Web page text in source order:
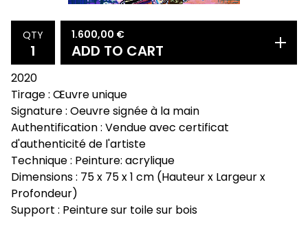
QTY 1.600,00 €
ADD TO CART
2020
Tirage : Œuvre unique
Signature : Oeuvre signée à la main
Authentification : Vendue avec certificat
d'authenticité de l'artiste
Technique : Peinture: acrylique
Dimensions : 75 x 75 x 1 cm (Hauteur x Largeur x
Profondeur)
Support : Peinture sur toile sur bois